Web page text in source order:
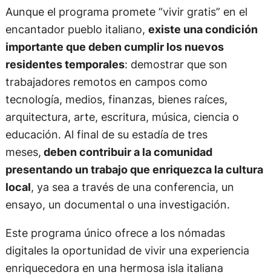
Aunque el programa promete “vivir gratis” en el
encantador pueblo italiano, existe una condición
importante que deben cumplir los nuevos
residentes temporales: demostrar que son
trabajadores remotos en campos como
tecnología, medios, finanzas, bienes raíces,
arquitectura, arte, escritura, música, ciencia o
educación. Al final de su estadía de tres
meses, deben contribuir a la comunidad
presentando un trabajo que enriquezca la cultura
local, ya sea a través de una conferencia, un
ensayo, un documental o una investigación.
Este programa único ofrece a los nómadas
digitales la oportunidad de vivir una experiencia
enriquecedora en una hermosa isla italiana